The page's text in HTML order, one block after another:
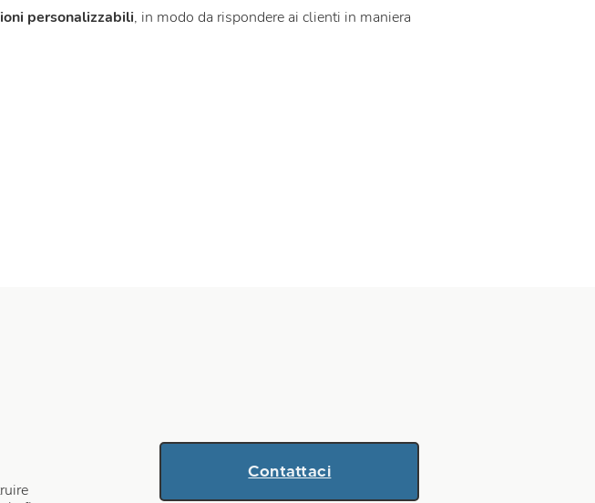
personalizzabili, in modo da rispondere ai clienti in maniera
Contattaci